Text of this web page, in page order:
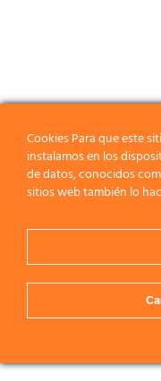
Cookies Para que este
instalamos en los
de datos, conocidos
sitios web también lo